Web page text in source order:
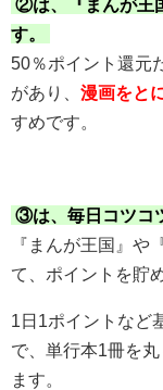
②は、『まんが王
す。
50％ポイント還元
があり、 漫画をと
すめです。
③は、毎日コツコ
『まんが王国』や
て、ポイントを貯
1日1ポイントなど
で、単行本1冊を
ます。